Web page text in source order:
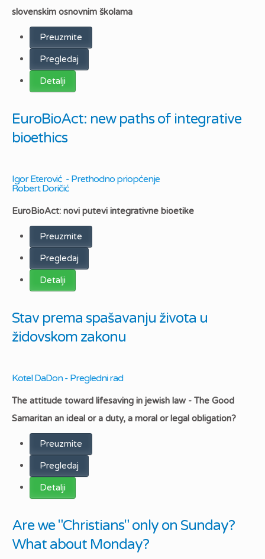
slovenskim osnovnim školama
Preuzmite
Pregledaj
Detalji
EuroBioAct: new paths of integrative
bioethics
Igor Eterović - Prethodno priopćenje
Robert Doričić
EuroBioAct: novi putevi integrativne bioetike
Preuzmite
Pregledaj
Detalji
Stav prema spašavanju života u
židovskom zakonu
Kotel DaDon - Pregledni rad
The attitude toward lifesaving in jewish law - The Good
Samaritan an ideal or a duty, a moral or legal obligation?
Preuzmite
Pregledaj
Detalji
Are we "Christians" only on Sunday?
What about Monday?